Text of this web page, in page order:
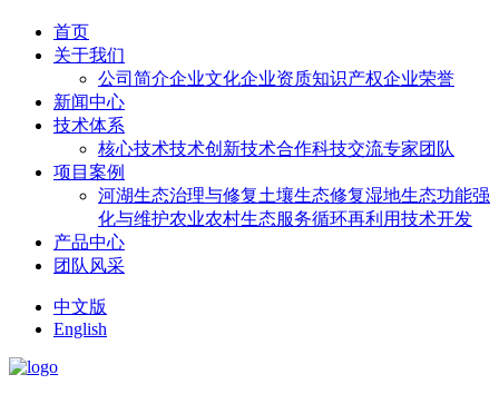
首页
关于我们
公司简介企业文化企业资质知识产权企业荣誉
新闻中心
技术体系
核心技术技术创新技术合作科技交流专家团队
项目案例
河湖生态治理与修复土壤生态修复湿地生态功能强
化与维护农业农村生态服务循环再利用技术开发
产品中心
团队风采
中文版
English